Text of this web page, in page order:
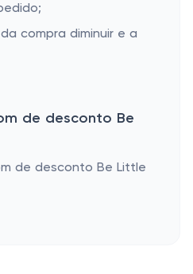
compra diminuir e a
de desconto Be